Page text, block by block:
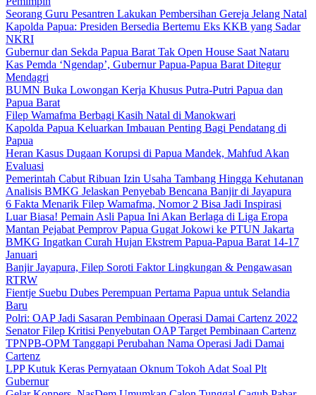
Seorang Guru Pesantren Lakukan Pembersihan Gereja Jelang Natal
Kapolda Papua: Presiden Bersedia Bertemu Eks KKB yang Sadar
NKRI
Gubernur dan Sekda Papua Barat Tak Open House Saat Nataru
Kas Pemda ‘Ngendap’, Gubernur Papua-Papua Barat Ditegur
Mendagri
BUMN Buka Lowongan Kerja Khusus Putra-Putri Papua dan
Papua Barat
Filep Wamafma Berbagi Kasih Natal di Manokwari
Kapolda Papua Keluarkan Imbauan Penting Bagi Pendatang di
Papua
Heran Kasus Dugaan Korupsi di Papua Mandek, Mahfud Akan
Evaluasi
Pemerintah Cabut Ribuan Izin Usaha Tambang Hingga Kehutanan
Analisis BMKG Jelaskan Penyebab Bencana Banjir di Jayapura
6 Fakta Menarik Filep Wamafma, Nomor 2 Bisa Jadi Inspirasi
Luar Biasa! Pemain Asli Papua Ini Akan Berlaga di Liga Eropa
Mantan Pejabat Pemprov Papua Gugat Jokowi ke PTUN Jakarta
BMKG Ingatkan Curah Hujan Ekstrem Papua-Papua Barat 14-17
Januari
Banjir Jayapura, Filep Soroti Faktor Lingkungan & Pengawasan
RTRW
Fientje Suebu Dubes Perempuan Pertama Papua untuk Selandia
Baru
Polri: OAP Jadi Sasaran Pembinaan Operasi Damai Cartenz 2022
Senator Filep Kritisi Penyebutan OAP Target Pembinaan Cartenz
TPNPB-OPM Tanggapi Perubahan Nama Operasi Jadi Damai
Cartenz
LPP Kutuk Keras Pernyataan Oknum Tokoh Adat Soal Plt
Gubernur